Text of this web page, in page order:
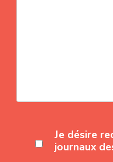
Je désire
journaux